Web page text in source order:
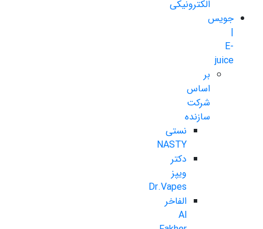
الکترونیکی
جویس
|
E-
juice
بر
اساس
شرکت
سازنده
نستی
NASTY
دکتر
ویپز
Dr.Vapes
الفاخر
Al